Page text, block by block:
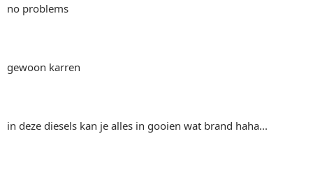
no problems
gewoon karren
in deze diesels kan je alles in gooien wat brand haha...